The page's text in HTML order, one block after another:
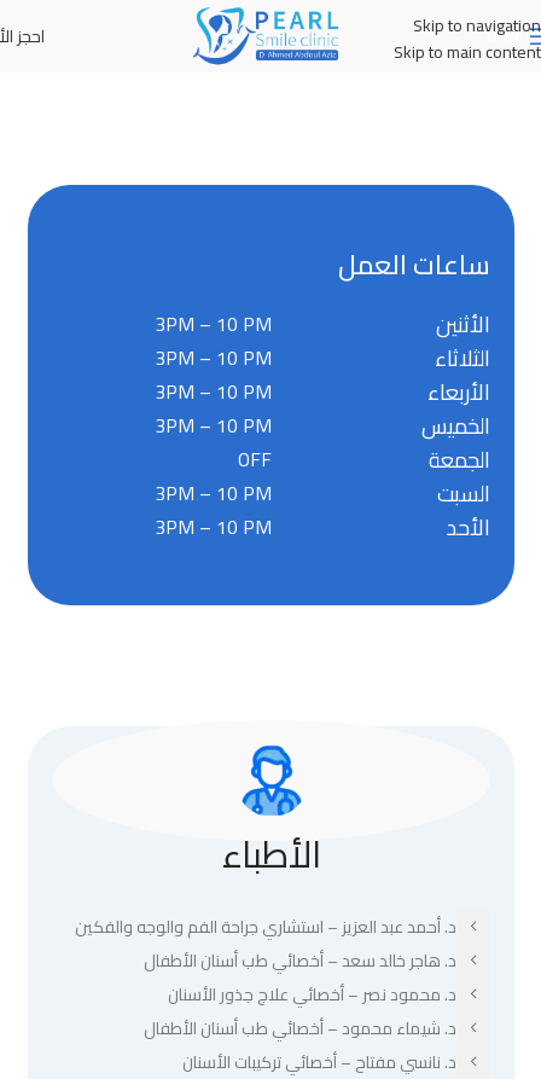
Skip to navigation
Skip to main content
MENU احجز
ساعات العمل
3PM – 10 PM الأثنين
3PM – 10 PM الثلاثاء
3PM – 10 PM الأربعاء
3PM – 10 PM الخميس
OFF الجمعة
3PM – 10 PM السبت
3PM – 10 PM الأحد
الأطباء
د. أحمد عبد العزيز – استشاري جراحة الفم والوجه والفكين
د. هاجر خالد سعد – أخصائي طب أسنان الأطفال
د. محمود نصر – أخصائي علاج جذور الأسنان
د. شيماء محمود – أخصائي طب أسنان الأطفال
د. نانسي مفتاح – أخصائي تركيبات الأسنان